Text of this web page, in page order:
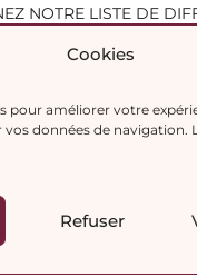
Cookies
pour améliorer votre
données de navigation.
Refuser
NOTRE LISTE DE